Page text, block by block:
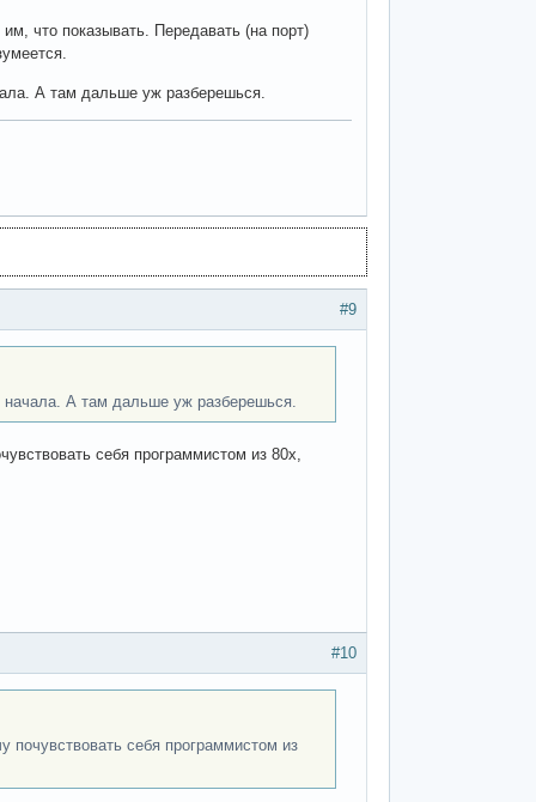
что показывать. Передавать (на порт)
А там дальше уж разберешься.
#9
начала. А там дальше уж разберешься.
себя программистом из 80х,
#10
почувствовать себя программистом из